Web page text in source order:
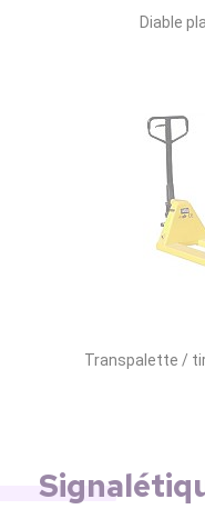
Diable
Transpalette /